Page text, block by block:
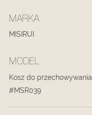
MARKA
MISIRUI
MODEL
Kosz do przechowywania
#MSR039